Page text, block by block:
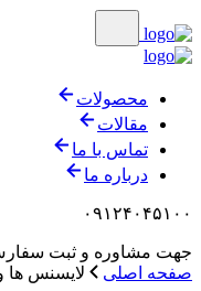
محصولات
مقالات
تماس با ما
درباره ما
۰۹۱۲۴۰۴۵۱۰۰
جهت مشاوره و ثبت
صفحه اصلی
لایسنس ها